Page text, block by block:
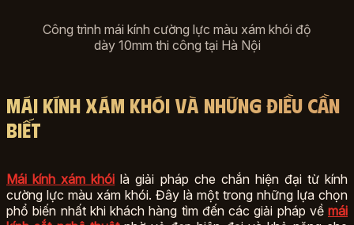
Công trình mái kính cường lực màu xám khói độ
dày 10mm thi công tại Hà Nội
Mái kính xám khói và những điều cần
biết
Mái kính xám khói là giải pháp che chắn hiện đại từ kính
cường lực màu xám khói. Đây là một trong những lựa chọn
phổ biến nhất khi khách hàng tìm đến các giải pháp về mái